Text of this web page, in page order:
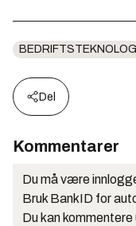
BEDRIFTSTEKNOLOGI
Del
Kommentarer
Du må være
Bruk BankID for
Du kan kommentere